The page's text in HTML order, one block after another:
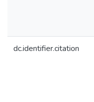
dc.identifier.citation